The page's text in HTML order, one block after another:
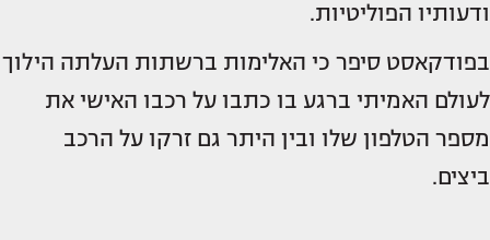
ודעותיו הפוליטיות.
בפודקאסט סיפר כי האלימות ברשתות העלתה הילוך
לעולם האמיתי ברגע בו כתבו על רכבו האישי את
מספר הטלפון שלו ובין היתר גם זרקו על הרכב
ביצים.